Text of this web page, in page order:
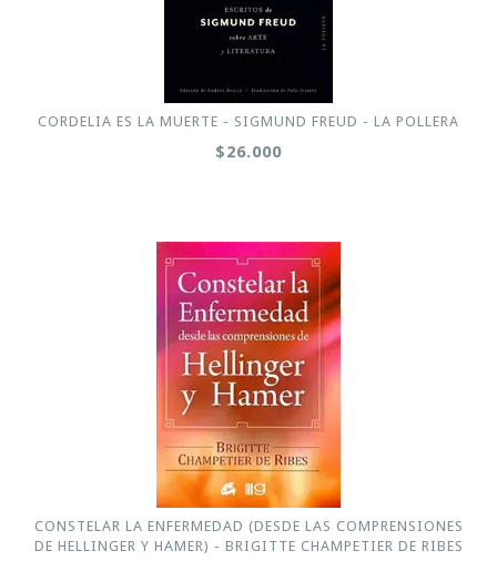
CORDELIA ES LA MUERTE - SIGMUND FREUD - LA POLLERA
$26.000
CONSTELAR LA ENFERMEDAD (DESDE LAS COMPRENSIONES
DE HELLINGER Y HAMER) - BRIGITTE CHAMPETIER DE RIBES